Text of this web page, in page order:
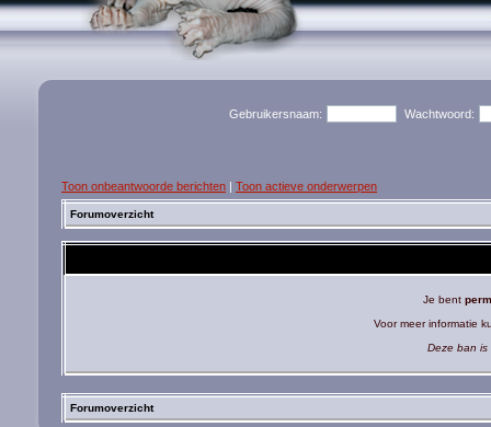
Gebruikersnaam: Wachtwoord:
Toon onbeantwoorde berichten | Toon actieve onderwerpen
Forumoverzicht
Je bent
Voor meer informatie
Deze ban is
Forumoverzicht